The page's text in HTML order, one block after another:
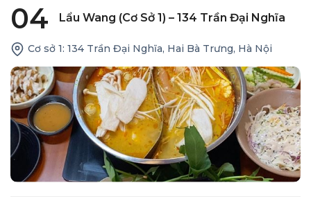
04 Lẩu Wang (cơ Sở 1) – 134 Trần Đại Nghĩa
Cơ sở 1: 134 Trần Đại Nghĩa, Hai Bà Trưng, Hà Nội